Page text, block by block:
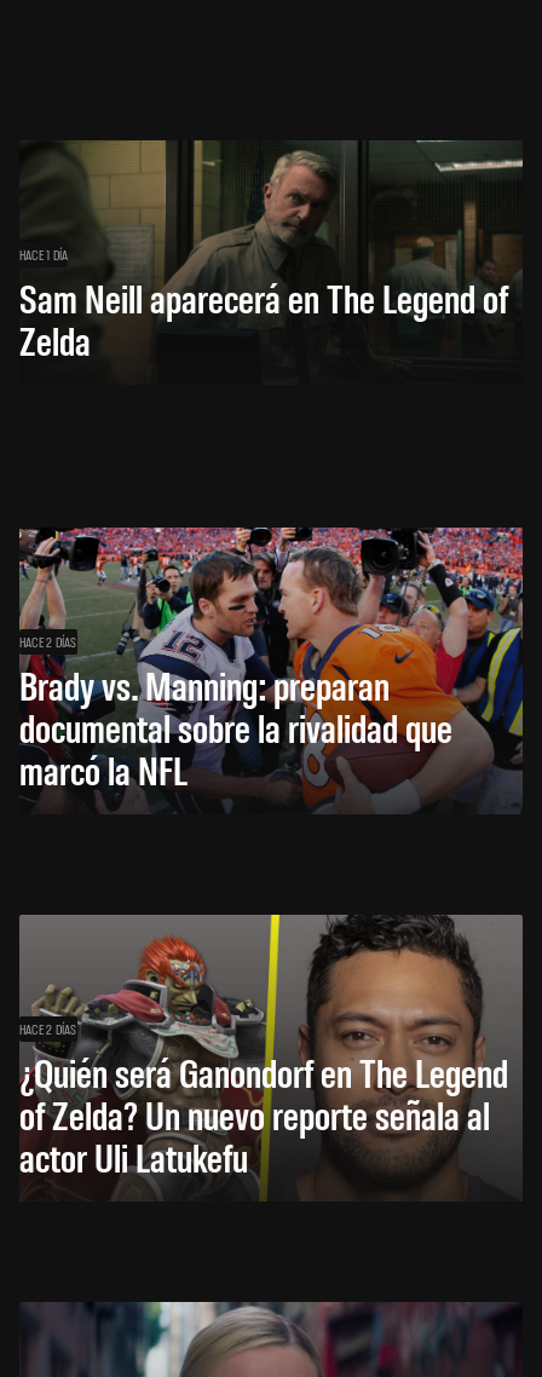
HACE 1 DÍA
Sam Neill aparecerá en The Legend of
Zelda
HACE 2 DÍAS
Brady vs. Manning: preparan
documental sobre la rivalidad que
marcó la NFL
HACE 2 DÍAS
¿Quién será Ganondorf en The Legend
of Zelda? Un nuevo reporte señala al
actor Uli Latukefu